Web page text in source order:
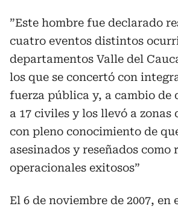
”Este hombre fue declarado
cuatro eventos distintos
departamentos Valle del
los que se concertó con
fuerza pública y, a cambio de
a 17 civiles y los llevó a zonas
con pleno conocimiento de
asesinados y reseñados como
operacionales exitosos”
El 6 de noviembre de 2007, en